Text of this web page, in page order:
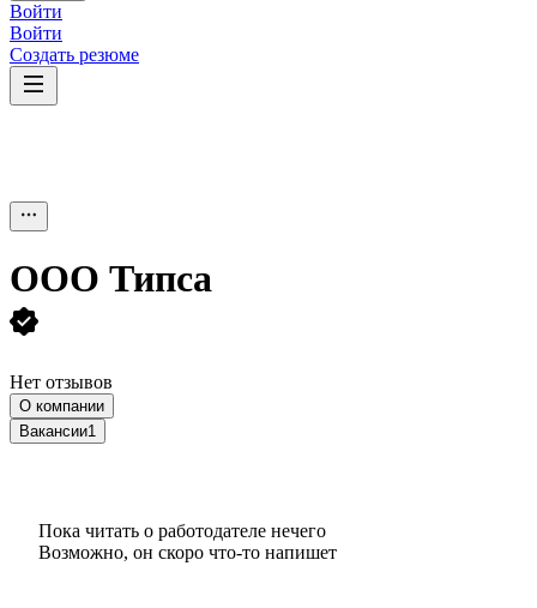
Войти
Войти
Создать резюме
ООО Типса
Нет отзывов
О компании
Вакансии1
Пока читать о работодателе нечего
Возможно, он скоро что‑то напишет